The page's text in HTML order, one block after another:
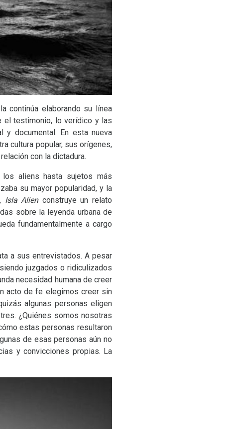
continúa elaborando su línea
el testimonio, lo verídico y las
y documental. En esta nueva
cultura popular, sus orígenes,
con la dictadura.
aliens hasta sujetos más
su mayor popularidad, y la
Isla Alienconstruye un relato
sobre la leyenda urbana de
fundamentalmente a cargo
a sus entrevistados. A pesar
juzgados o ridiculizados
necesidad humana de creer
acto de fe elegimos creer sin
algunas personas eligen
¿Quiénes somos nosotras
estas personas resultaron
de esas personas aún no
y convicciones propias. La